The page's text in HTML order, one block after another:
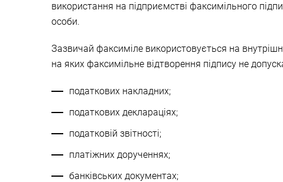
використання на підприємстві факсимільного
особи.
Зазвичай факсиміле використовується на
на яких факсимільне відтворення підпису не
податкових накладних;
податкових деклараціях;
податковій звітності;
платіжних дорученнях;
банківських документах;